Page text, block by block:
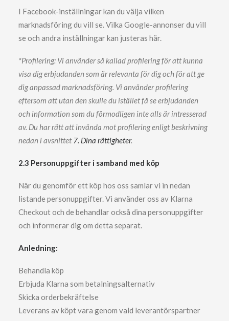
I Facebook-inställningar kan du välja vilken
marknadsföring du vill se. Vilka Google-annonser du vill
se och andra inställningar kan justeras här.
*Profilering: Vi använder så kallad profilering för att kunna
visa dig erbjudanden som är relevanta för dig och för att ge
dig anpassad marknadsföring. Vi använder profilering
eftersom att utan den skulle du istället få se erbjudanden
och information som du förmodligen inte alls är intresserad
av. Du har rätt att invända mot profilering enligt beskrivning
nedan i avsnittet 7. Dina rättigheter.
2.3 Personuppgifter i samband med köp
När du genomför ett köp hos oss samlar vi in nedan
listande personuppgifter. Vi använder oss av Klarna
Checkout och de behandlar också dina personuppgifter
och informerar dig om detta separat.
Anledning:
Behandla köp
Erbjuda Klarna som betalningsalternativ
Skicka orderbekräftelse
Leverans av köpt vara genom vald leverantörspartner